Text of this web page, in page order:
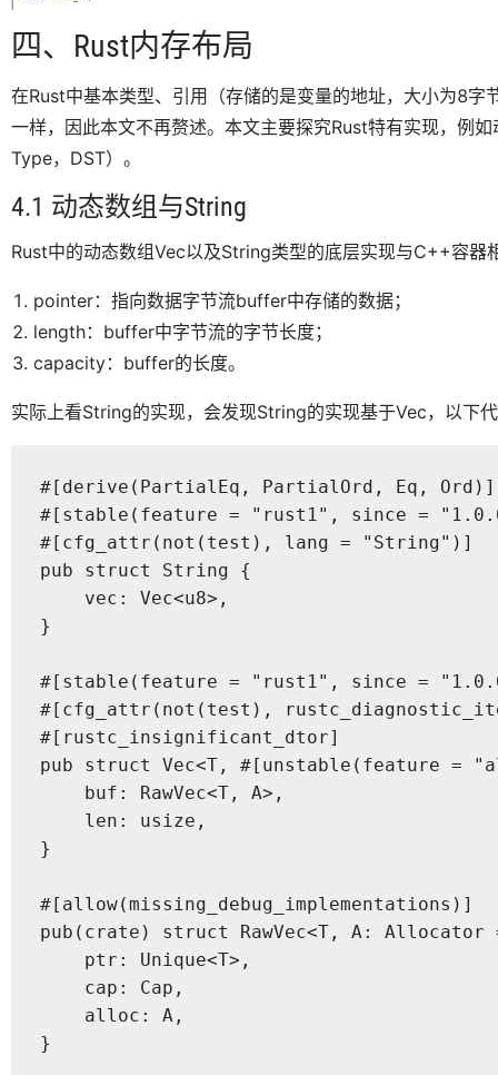
四、Rust内存布局
在Rust中基本类型、引用（存储的是变量的地址，大小为8
一样，因此本文不再赘述。本文主要探究Rust特有实现，例
Type，DST）。
4.1 动态数组与String
Rust中的动态数组Vec以及String类型的底层实现与C++容器
pointer：指向数据字节流buffer中存储的数据；
length：buffer中字节流的字节长度；
capacity：buffer的长度。
实际上看String的实现，会发现String的实现基于Vec，以下
#[derive(PartialEq, PartialOrd, Eq, Ord)]
#[stable(feature = "rust1", since =
#[cfg_attr(not(test), lang = "String")]
pub struct String {
    vec: Vec<u8>,
}
#[stable(feature = "rust1", since =
#[cfg_attr(not(test),
#[rustc_insignificant_dtor]
pub struct Vec<T, #[unstable(feature =
    buf: RawVec<T, A>,
    len: usize,
}
#[allow(missing_debug_implementations)]
pub(crate) struct RawVec<T, A: Allocator
    ptr: Unique<T>,
    cap: Cap,
    alloc: A,
}